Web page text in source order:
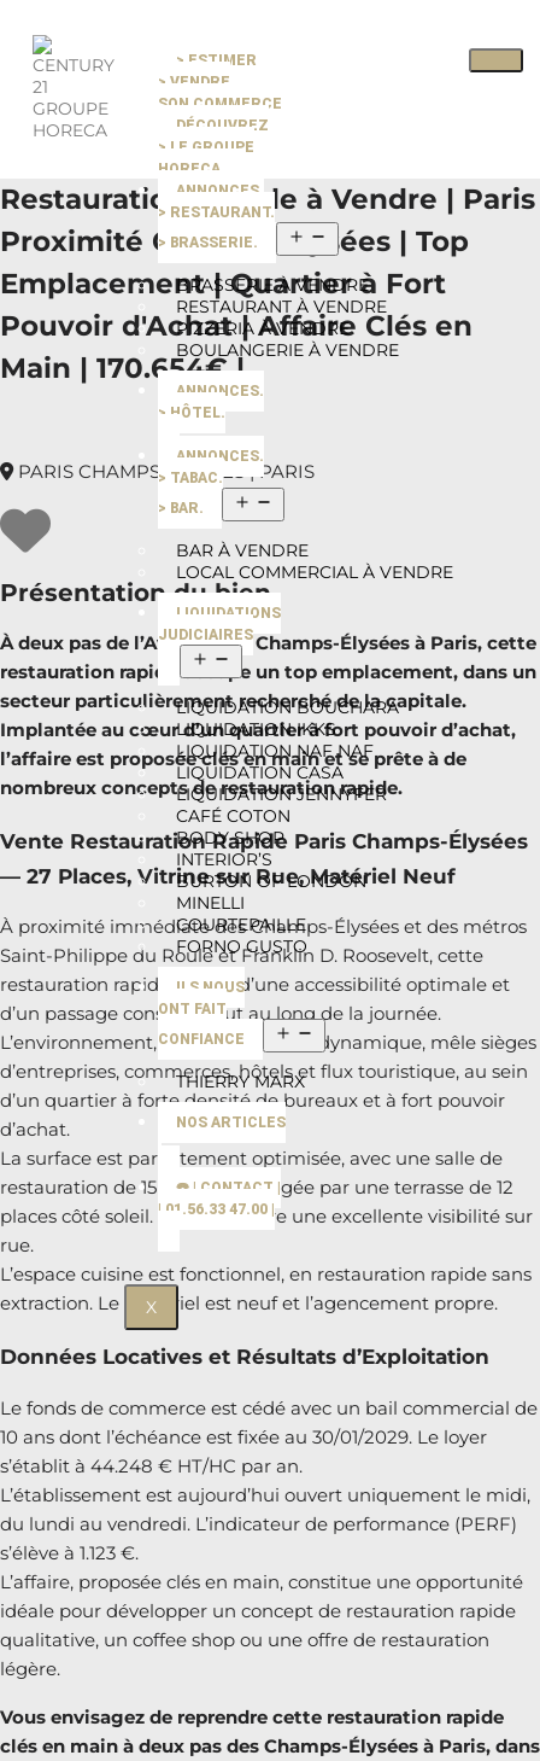
> ESTIMER
> VENDRE
SON COMMERCE
DÉCOUVREZ
> LE GROUPE
HORECA
ANNONCES.
> RESTAURANT.
> BRASSERIE.
BRASSERIE À VENDRE
RESTAURANT À VENDRE
PIZZERIA À VENDRE
BOULANGERIE À VENDRE
ANNONCES.
> HÔTEL.
ANNONCES.
> TABAC.
> BAR.
BAR À VENDRE
LOCAL COMMERCIAL À VENDRE
LIQUIDATIONS
JUDICIAIRES
LIQUIDATION BOUCHARA
LIQUIDATION IKKS
LIQUIDATION NAF NAF
LIQUIDATION CASA
LIQUIDATION JENNYFER
CAFÉ COTON
BODY SHOP
INTERIOR’S
BURTON OF LONDON
MINELLI
COURTEPAILLE
FORNO GUSTO
ILS NOUS
ONT FAIT
CONFIANCE
THIERRY MARX
NOS ARTICLES
☎️ | CONTACT |
| 01.56.33 47.00 |
X
Pause slide rotation
Resume slide rotation
Previous slide
Restauration Rapide à Vendre | Paris
Proximité Champs-Élysées | Top
Emplacement | Quartier à Fort
Pouvoir d'Achat | Affaire Clés en
Main | 170.654€ |
PARIS CHAMPS ELYSEES | PARIS
Présentation du bien
À deux pas de l’Avenue des Champs-Élysées à Paris, cette
restauration rapide occupe un top emplacement, dans un
secteur particulièrement recherché de la capitale.
Implantée au cœur d’un quartier à fort pouvoir d’achat,
l’affaire est proposée clés en main et se prête à de
nombreux concepts de restauration rapide.
Vente Restauration Rapide Paris Champs-Élysées
— 27 Places, Vitrine sur Rue, Matériel Neuf
À proximité immédiate des Champs-Élysées et des métros
Saint-Philippe du Roule et Franklin D. Roosevelt, cette
restauration rapide profite d’une accessibilité optimale et
d’un passage constant tout au long de la journée.
L’environnement, particulièrement dynamique, mêle sièges
d’entreprises, commerces, hôtels et flux touristique, au sein
d’un quartier à forte densité de bureaux et à fort pouvoir
d’achat.
La surface est parfaitement optimisée, avec une salle de
restauration de 15 places prolongée par une terrasse de 12
places côté soleil. La vitrine offre une excellente visibilité sur
rue.
L’espace cuisine est fonctionnel, en restauration rapide sans
extraction. Le matériel est neuf et l’agencement propre.
Données Locatives et Résultats d’Exploitation
Le fonds de commerce est cédé avec un bail commercial de
10 ans dont l’échéance est fixée au 30/01/2029. Le loyer
s’établit à 44.248 € HT/HC par an.
L’établissement est aujourd’hui ouvert uniquement le midi,
du lundi au vendredi. L’indicateur de performance (PERF)
s’élève à 1.123 €.
L’affaire, proposée clés en main, constitue une opportunité
idéale pour développer un concept de restauration rapide
qualitative, un coffee shop ou une offre de restauration
légère.
Vous envisagez de reprendre cette restauration rapide
clés en main à deux pas des Champs-Élysées à Paris, dans